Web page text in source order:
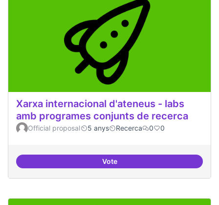
Xarxa internacional d'ateneus - labs
amb programes conjunts de recerca
Official proposal 5 anys Recerca 0 0
VoteXarxa internacional d'ateneus -